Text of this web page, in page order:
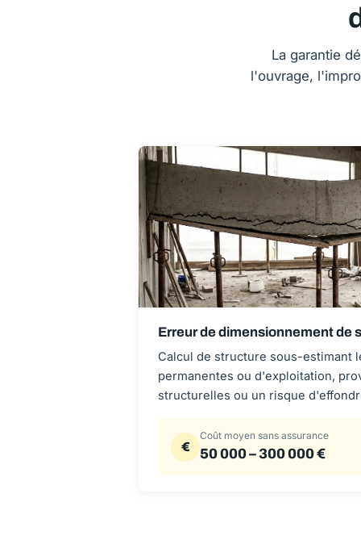
La garantie
l'ouvrage,
Erreur de dimensionnement de
Calcul de structure sous-estimant
permanentes ou d'exploitation,
structurelles ou un risque
€
Coût moyen sans assurance
50 000 – 300 000 €